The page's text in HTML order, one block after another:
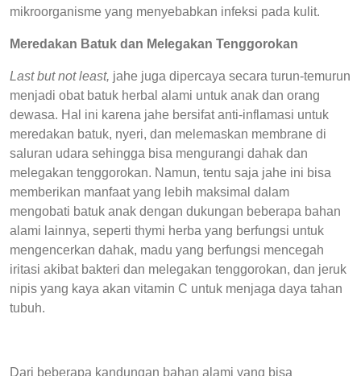
mikroorganisme yang menyebabkan infeksi pada kulit.
Meredakan Batuk dan Melegakan Tenggorokan
Last but not least, jahe juga dipercaya secara turun-temurun
menjadi obat batuk herbal alami untuk anak dan orang
dewasa. Hal ini karena jahe bersifat anti-inflamasi untuk
meredakan batuk, nyeri, dan melemaskan membrane di
saluran udara sehingga bisa mengurangi dahak dan
melegakan tenggorokan. Namun, tentu saja jahe ini bisa
memberikan manfaat yang lebih maksimal dalam
mengobati batuk anak dengan dukungan beberapa bahan
alami lainnya, seperti thymi herba yang berfungsi untuk
mengencerkan dahak, madu yang berfungsi mencegah
iritasi akibat bakteri dan melegakan tenggorokan, dan jeruk
nipis yang kaya akan vitamin C untuk menjaga daya tahan
tubuh.
Dari beberapa kandungan bahan alami yang bisa